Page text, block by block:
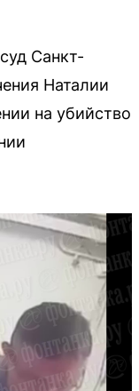
Санкт-
Наталии
на убийство